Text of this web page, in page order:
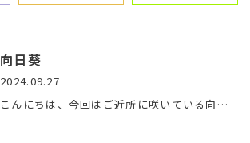
向日葵
2024.09.27
こんにちは、今回はご近所に咲いている向日葵です。なんと全長…